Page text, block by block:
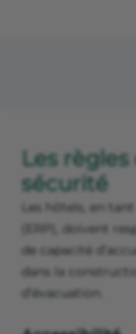
Les
sécurité
Les hôtels, en
(ERP), doivent
de capacité
dans la
d’évacuation.